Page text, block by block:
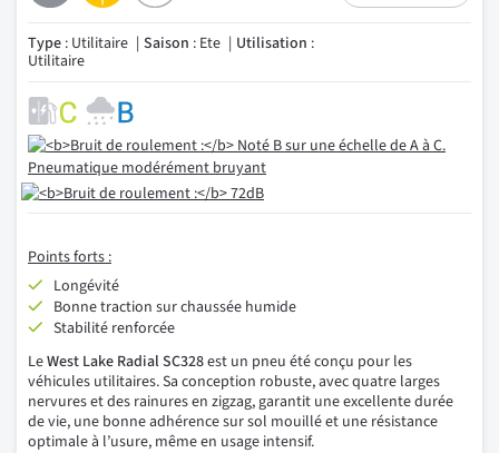
Type : Utilitaire Saison : Ete Utilisation :
Utilitaire
Points forts :
Longévité
Bonne traction sur chaussée humide
Stabilité renforcée
LeWest Lake Radial SC328est un pneu été conçu pour les
véhicules utilitaires. Sa conception robuste, avec quatre larges
nervures et des rainures en zigzag, garantit une excellente durée
de vie, une bonne adhérence sur sol mouillé et une résistance
optimale à l’usure, même en usage intensif.